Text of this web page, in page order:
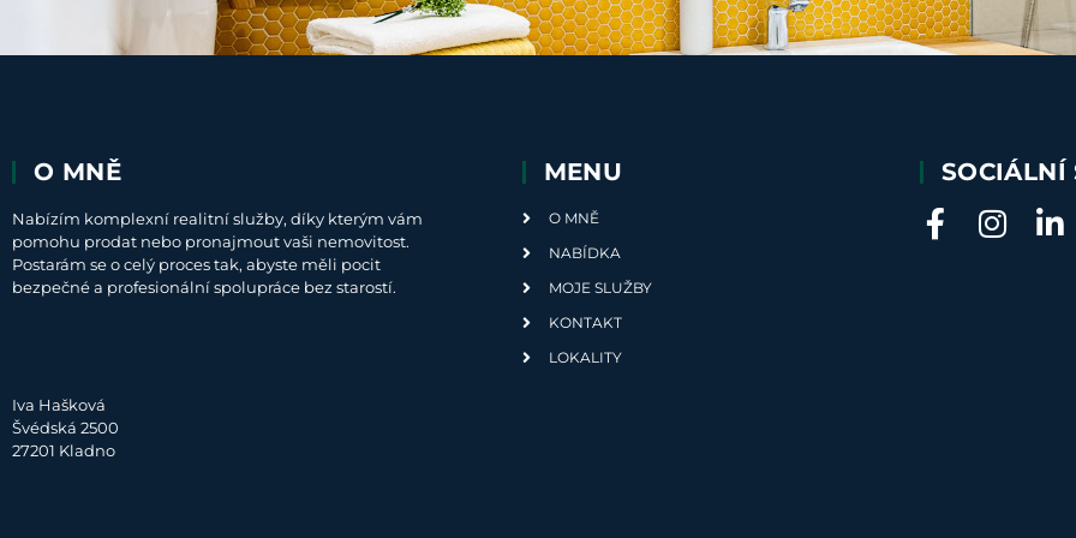
O MNĚ
Nabízím komplexní realitní služby, díky kterým vám
pomohu prodat nebo pronajmout vaši nemovitost.
Postarám se o celý proces tak, abyste měli pocit
bezpečné a profesionální spolupráce bez starostí.
Iva Hašková
Švédská 2500
27201 Kladno
MENU
O MNĚ
NABÍDKA
MOJE SLUŽBY
KONTAKT
LOKALITY
SOCIÁLNÍ